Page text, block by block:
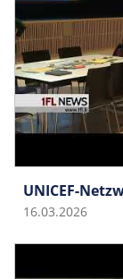
16.03.2026